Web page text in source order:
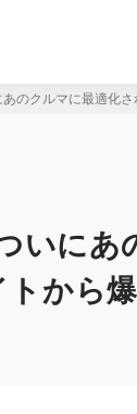
のクルマに最適化
いにあ
から